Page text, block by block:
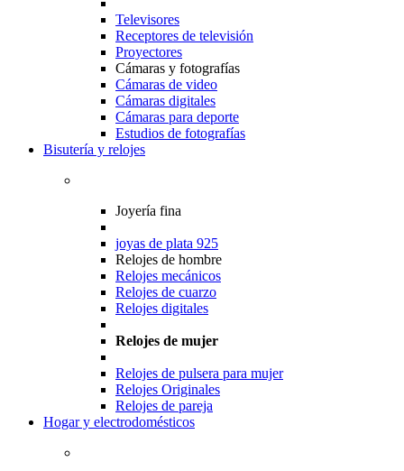
Televisores
Receptores de televisión
Proyectores
Cámaras y fotografías
Cámaras de video
Cámaras digitales
Cámaras para deporte
Estudios de fotografías
Bisutería y relojes
Joyería fina
joyas de plata 925
Relojes de hombre
Relojes mecánicos
Relojes de cuarzo
Relojes digitales
Relojes de mujer
Relojes de pulsera para mujer
Relojes Originales
Relojes de pareja
Hogar y electrodomésticos